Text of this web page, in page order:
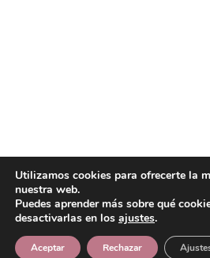
Utilizamos cookies para ofrecerte la
nuestra web.
Puedes aprender más sobre qué
desactivarlas en los ajustes.
Aceptar Rechazar